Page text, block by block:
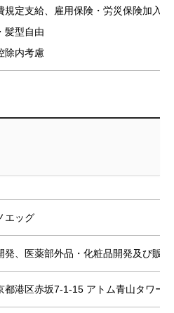
規定支給、雇用保険・労災保険加入
髪型自由
除内考慮
エッグ
発、医薬部外品・化粧品開発及び販
都港区赤坂7-1-15 アトム青山タワー5